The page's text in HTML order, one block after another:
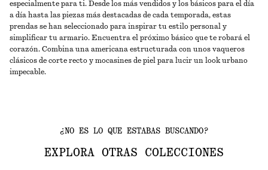
especialmente para ti. Desde los más vendidos y los básicos para el día
a día hasta las piezas más destacadas de cada temporada, estas
prendas se han seleccionado para inspirar tu estilo personal y
simplificar tu armario. Encuentra el próximo básico que te robará el
corazón. Combina una americana estructurada con unos vaqueros
clásicos de corte recto y mocasines de piel para lucir un look urbano
impecable.
¿NO ES LO QUE ESTABAS BUSCANDO?
EXPLORA OTRAS COLECCIONES